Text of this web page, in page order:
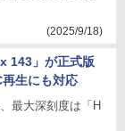
(2025/9/18)
143」が正式版
生にも対応
最大深刻度は「H